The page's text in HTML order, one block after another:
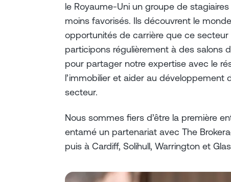
le Royaume-Uni un groupe de
moins favorisés. Ils découvrent le
opportunités de carrière que ce
participons régulièrement à des salons
pour partager notre expertise avec le
l’immobilier et aider au
secteur.
Nous sommes fiers d’être la première
entamé un partenariat avec The
puis à Cardiff, Solihull, Warrington et